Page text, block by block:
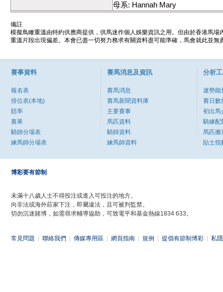
母系: Hannah Mary
備註
模擬鳥瞰重溫由特約供應商提供，供馬迷作個人娛樂資訊之用。但由於香港馬
重溫片段出現偏差。本會已盡一切努力務求有關資料盡可能準確，馬會就此並
賽事資料
報名表
排位表(本地)
賠率
賽果
騎師分場表
練馬師分場表
賽馬消息及資訊
賽馬消息
賽馬新聞資料庫
主要賽事
馬匹資料
騎師資料
練馬師資料
分析
速勢能
賽日數
初出馬
騎練配
馬匹搬
貼士指
博彩要有節制
未滿十八歲人士不得投注或進入可投注的地方。
向非法或海外莊家下注，即屬違法，且可被判監禁。
切勿沉迷賭博，如需尋求輔導協助，可致電平和基金熱線1834 633。
常見問題 聯絡我們 傳媒專用區 網頁指南 規例 提倡有節制博彩 私